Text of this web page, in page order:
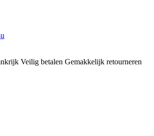
Veilig betalen Gemakkelijk retourneren